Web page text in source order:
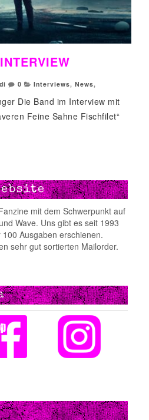
0 Interviews, News,
Die Band im Interview mit
Feine Sahne Fischfilet“
mit dem Schwerpunkt auf
Wave. Uns gibt es seit 1993
Ausgaben erschienen.
sehr gut sortierten Mailorder.